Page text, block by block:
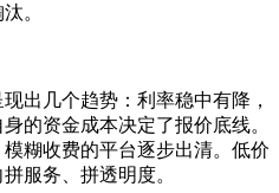
。
出几个趋势：利率稳中有降，
的资金成本决定了报价底线。
糊收费的平台逐步出清。低价
服务、拼透明度。